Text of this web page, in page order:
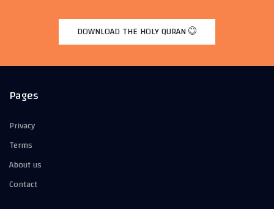
DOWNLOAD THE HOLY QURAN
Pages
Privacy
Terms
About us
Contact